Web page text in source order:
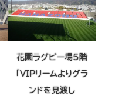
花園ラグビー場5階
「VIPリームよりグラ
ンドを見渡し